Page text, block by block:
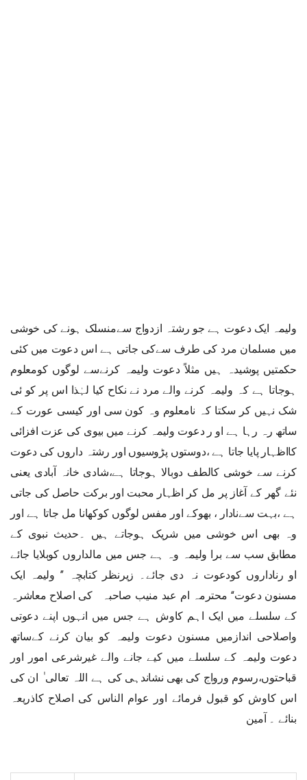
ولیمہ ایک دعوت ہے جو رشتہ ازدواج سےمنسلک ہونے کی خوشی
میں مسلمان مرد کی طرف سےکی جاتی ہے اس دعوت میں کئی
حکمتیں پوشیدہ ہیں مثلاً دعوت ولیمہ کرنےسے لوگوں کومعلوم
ہوجاتا ہے کہ ولیمہ کرنے والے مرد نے نکاح کیا لہٰذا اس پر کو ئی
شک نہیں کر سکتا کہ نامعلوم وہ کون سی اور کیسی عورت کے
ساتھ رہ رہا ہے او ر دعوت ولیمہ کرنے میں بیوی کی عزت افزائی
کااظہار پایا جاتا ہے ،دوستوں پڑوسیوں اور رشتہ داروں کی دعوت
کرنے سے خوشی کالطف دوبالا ہوجاتا ہے،شادی خانہ آبادی یعنی
نئے گھر کے آغاز پر مل کر اظہار محبت اور برکت حاصل کی جاتی
ہے ،بہت سےنادار ، بھوکے اور مفس لوگوں کوکھانا مل جاتا ہے اور
وہ بھی اس خوشی میں شریک ہوجاتے ہیں ۔حدیث نبوی کے
مطابق سب سے برا ولیمہ وہ ہے جس میں مالداروں کوبلایا جائے
او رناداروں کودعوت نہ دی جائے۔ زیرنظر کتابچہ ’’ ولیمہ ایک
مسنون دعوت‘‘ محترمہ ام عبد منیب صاحبہ کی اصلاح معاشرہ
کے سلسلے میں ایک اہم کاوش ہے جس میں انہوں اپنے دعوتی
واصلاحی اندازمیں مسنون دعوت ولیمہ کو بیان کرنے کےساتھ
دعوت ولیمہ کے سلسلے میں کیے جانے والے غیرشرعی امور اور
قباحتوں،رسوم ورواج کی بھی نشاندہی کی ہے اللہ تعالی ٰ ان کی
اس کاوش کو قبول فرمائے اور عوام الناس کی اصلاح کاذریعہ
بنائے ۔ آمین